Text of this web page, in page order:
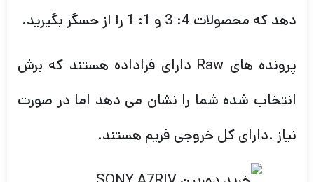
دهد که محصولات 4: 3 و 1: 1 را از حسگر بگیرید.
پرونده های Raw دارای فراداده هستند که برش
انتخاب شده شما را نشان می دهد اما در صورت
نیاز .دارای کل خروجی فریم هستند.